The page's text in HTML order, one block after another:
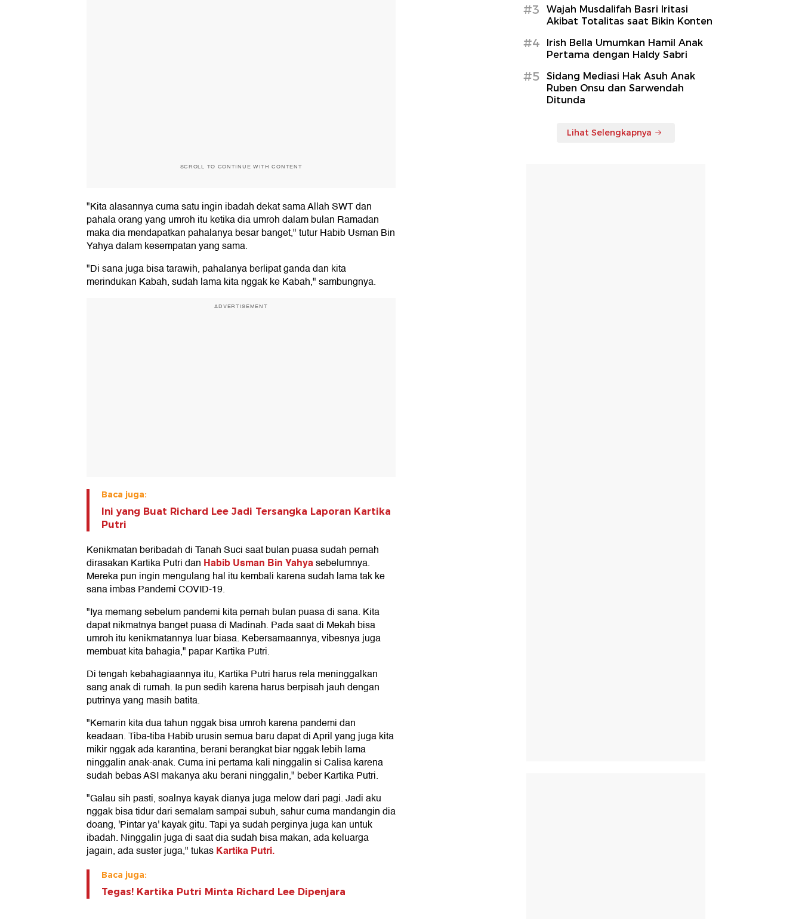
SCROLL TO CONTINUE WITH CONTENT
"Kita alasannya cuma satu ingin ibadah dekat sama Allah SWT dan
pahala orang yang umroh itu ketika dia umroh dalam bulan Ramadan
maka dia mendapatkan pahalanya besar banget," tutur Habib Usman Bin
Yahya dalam kesempatan yang sama.
"Di sana juga bisa tarawih, pahalanya berlipat ganda dan kita
merindukan Kabah, sudah lama kita nggak ke Kabah," sambungnya.
ADVERTISEMENT
Baca juga:
Ini yang Buat Richard Lee Jadi Tersangka Laporan Kartika
Putri
Kenikmatan beribadah di Tanah Suci saat bulan puasa sudah pernah
dirasakan Kartika Putri dan Habib Usman Bin Yahyasebelumnya.
Mereka pun ingin mengulang hal itu kembali karena sudah lama tak ke
sana imbas Pandemi COVID-19.
"Iya memang sebelum pandemi kita pernah bulan puasa di sana. Kita
dapat nikmatnya banget puasa di Madinah. Pada saat di Mekah bisa
umroh itu kenikmatannya luar biasa. Kebersamaannya, vibesnya juga
membuat kita bahagia," papar Kartika Putri.
Di tengah kebahagiaannya itu, Kartika Putri harus rela meninggalkan
sang anak di rumah. Ia pun sedih karena harus berpisah jauh dengan
putrinya yang masih batita.
"Kemarin kita dua tahun nggak bisa umroh karena pandemi dan
keadaan. Tiba-tiba Habib urusin semua baru dapat di April yang juga kita
mikir nggak ada karantina, berani berangkat biar nggak lebih lama
ninggalin anak-anak. Cuma ini pertama kali ninggalin si Calisa karena
sudah bebas ASI makanya aku berani ninggalin," beber Kartika Putri.
"Galau sih pasti, soalnya kayak dianya juga melow dari pagi. Jadi aku
nggak bisa tidur dari semalam sampai subuh, sahur cuma mandangin dia
doang, 'Pintar ya' kayak gitu. Tapi ya sudah perginya juga kan untuk
ibadah. Ninggalin juga di saat dia sudah bisa makan, ada keluarga
jagain, ada suster juga," tukasKartika Putri.
Baca juga:
Tegas! Kartika Putri Minta Richard Lee Dipenjara
#3
Wajah Musdalifah Basri Iritasi
Akibat Totalitas saat Bikin Konten
#4
Irish Bella Umumkan Hamil Anak
Pertama dengan Haldy Sabri
#5
Sidang Mediasi Hak Asuh Anak
Ruben Onsu dan Sarwendah
Ditunda
Lihat Selengkapnya